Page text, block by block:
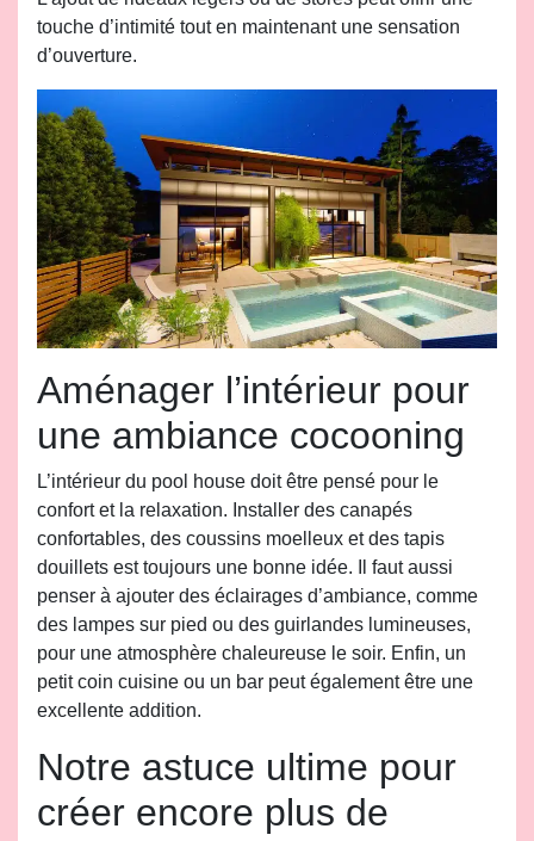
touche d’intimité tout en maintenant une sensation
d’ouverture.
Aménager l’intérieur pour
une ambiance cocooning
L’intérieur du pool house doit être pensé pour le
confort et la relaxation. Installer des canapés
confortables, des coussins moelleux et des tapis
douillets est toujours une bonne idée. Il faut aussi
penser à ajouter des éclairages d’ambiance, comme
des lampes sur pied ou des guirlandes lumineuses,
pour une atmosphère chaleureuse le soir. Enfin, un
petit coin cuisine ou un bar peut également être une
excellente addition.
Notre astuce ultime pour
créer encore plus de